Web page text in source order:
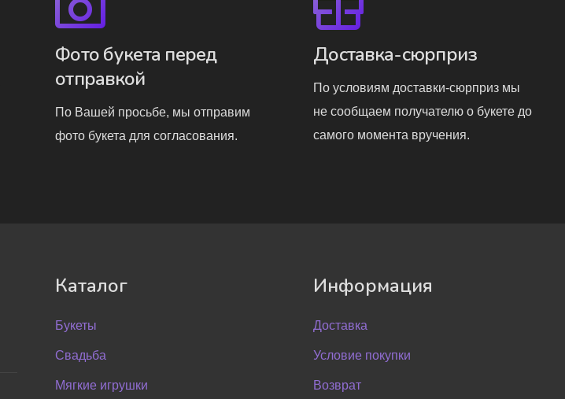
Фото букета перед
отправкой
По Вашей просьбе, мы отправим
фото букета для согласования.
Доставка-сюрприз
По условиям доставки-сюрприз мы
не сообщаем получателю о букете до
самого момента вручения.
Каталог
Букеты
Свадьба
Мягкие игрушки
Информация
Доставка
Условие покупки
Возврат